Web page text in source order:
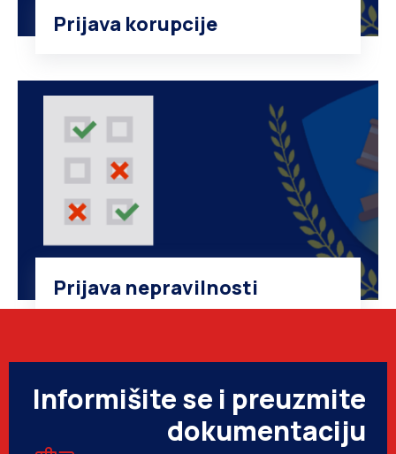
Prijava korupcije
Prijava nepravilnosti
Informišite se i preuzmite
dokumentaciju